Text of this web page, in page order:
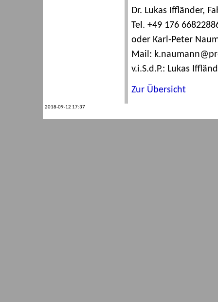
Dr. Lukas Iffländer,
Tel. +49 176
oder Karl-Peter
Mail:
v.i.S.d.P.: Lukas
Zur Übersicht
2018-09-12 17:37